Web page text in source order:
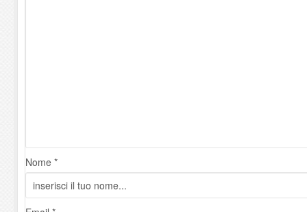
Nome *